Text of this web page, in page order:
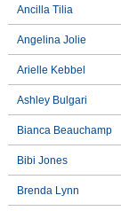
Ancilla Tilia
Angelina Jolie
Arielle Kebbel
Ashley Bulgari
Bianca Beauchamp
Bibi Jones
Brenda Lynn